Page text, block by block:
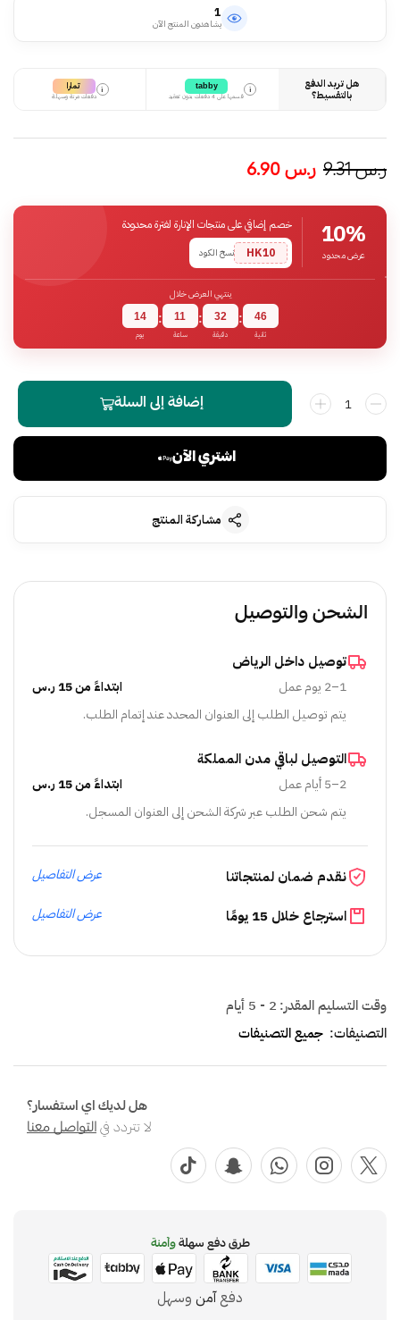
1
يشاهدون المنتج الآن
هل تريد الدفع
بالتقسيط؟
i
tabby
قسمها على 4 دفعات بدون تعقيد
i تمارا
دفعات مرنة وسهلة
ر.س9.31 ر.س
10%
عرض محدود
خصم إضافي على منتجات الإنارة لفترة محدودة
HK10
نسخ الكود
ينتهي العرض خلال
14
يوم
: 11
ساعة
: 32
دقيقة
: 45
ثانية
إضافة إلى السلة
اشتري الآن
مشاركة المنتج
الشحن والتوصيل
توصيل داخل الرياض
1–2 يوم عمل
ابتداءً من 15 ر.س
يتم توصيل الطلب إلى العنوان المحدد عند إتمام الطلب.
التوصيل لباقي مدن المملكة
2–5 أيام عمل
ابتداءً من 15 ر.س
يتم شحن الطلب عبر شركة الشحن إلى العنوان المسجل.
نقدم ضمان لمنتجاتنا عرض التفاصيل
استرجاع خلال 15 يومًا عرض التفاصيل
وقت التسليم المقدر: 2 - 5 أيام
التصنيفات: جميع التصنيفات
هل لديك اي استفسار؟
لا تتردد فيالتواصل معنا
طرق دفع سهلةوآمنة
دفعآمن وسهل